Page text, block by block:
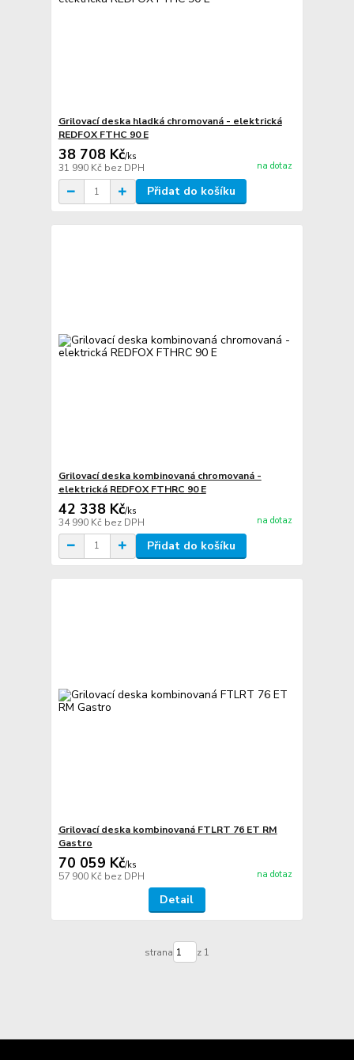
Grilovací deska hladká chromovaná - elektrická
REDFOX FTHC 90 E
38 708 Kč/ks
31 990 Kč bez DPH na dotaz
Přidat do košíku
Grilovací deska kombinovaná chromovaná -
elektrická REDFOX FTHRC 90 E
42 338 Kč/ks
34 990 Kč bez DPH na dotaz
Přidat do košíku
Grilovací deska kombinovaná FTLRT 76 ET RM
Gastro
70 059 Kč/ks
57 900 Kč bez DPH na dotaz
Detail
strana z 1